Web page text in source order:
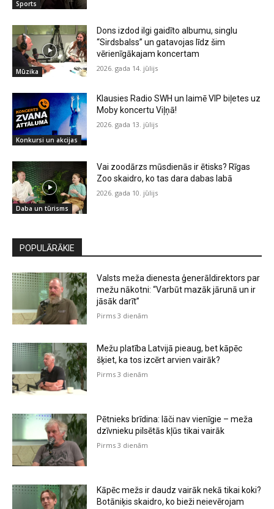
Sports
Mūzika
Dons izdod ilgi gaidīto albumu, singlu
“Sirdsbalss” un gatavojas līdz šim
vērienīgākajam koncertam
2026. gada 14. jūlijs
Konkursi un akcijas
Klausies Radio SWH un laimē VIP biļetes uz
Moby koncertu Viļņā!
2026. gada 13. jūlijs
Daba un tūrisms
Vai zoodārzs mūsdienās ir ētisks? Rīgas
Zoo skaidro, ko tas dara dabas labā
2026. gada 10. jūlijs
POPULĀRĀKIE
Valsts meža dienesta ģenerāldirektors par
mežu nākotni: “Varbūt mazāk jārunā un ir
jāsāk darīt”
Pirms 3 dienām
Mežu platība Latvijā pieaug, bet kāpēc
šķiet, ka tos izcērt arvien vairāk?
Pirms 3 dienām
Pētnieks brīdina: lāči nav vienīgie – meža
dzīvnieku pilsētās kļūs tikai vairāk
Pirms 3 dienām
Kāpēc mežs ir daudz vairāk nekā tikai koki?
Botāniķis skaidro, ko bieži neievērojam